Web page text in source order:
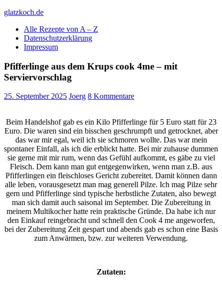
Skip
content
glatzkoch.de
Kochen für Doofe und Genießer
Alle Rezepte von A – Z
Datenschutzerklärung
Impressum
Pfifferlinge aus dem Krups cook 4me – mit
Serviervorschlag
25. September 2025 Joerg 8 Kommentare
Beim Handelshof gab es ein Kilo Pfifferlinge für 5 Euro statt für 23
Euro. Die waren sind ein bisschen geschrumpft und getrocknet, aber
das war mir egal, weil ich sie schmoren wollte. Das war mein
spontaner Einfall, als ich die erblickt hatte. Bei mir zuhause dummen
sie gerne mit mir rum, wenn das Gefühl aufkommt, es gäbe zu viel
Fleisch. Dem kann man gut entgegenwirken, wenn man z.B. aus
Pfifferlingen ein fleischloses Gericht zubereitet. Damit können dann
alle leben, vorausgesetzt man mag generell Pilze. Ich mag Pilze sehr
gern und Pfifferlinge sind typische herbstliche Zutaten, also bewegt
man sich damit auch saisonal im September. Die Zubereitung in
meinem Multikocher hatte rein praktische Gründe. Da habe ich nur
den Einkauf reingebracht und schnell den Cook 4 me angeworfen,
bei der Zubereitung Zeit gespart und abends gab es schon eine Basis
zum Anwärmen, bzw. zur weiteren Verwendung.
Zutaten: